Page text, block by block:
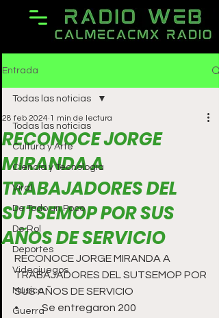
Entrada
Todas las noticias
Cultura y Arte
Ciencia y Tecnología
Viral
De Todo un Poco
De Rol
Deportes
Videojuegos
Música
Guerra
Todas las noticias
RECONOCE JORGE
MIRANDA A
TRABAJADORES DEL
SUTSEMOP POR SUS
AÑOS DE SERVICIO
28 feb 2024 1 min de lectura
RECONOCE JORGE MIRANDA A
TRABAJADORES DEL SUTSEMOP POR
SUS AÑOS DE SERVICIO
•	Se entregaron 200